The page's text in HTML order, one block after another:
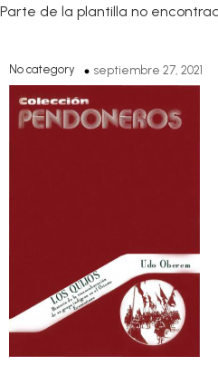
Parte de la plantilla no
No category septiembre 27, 2021